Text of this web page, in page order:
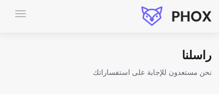
تبديل
راسلنا
نحن مستعدون للإجابة على استفساراتك